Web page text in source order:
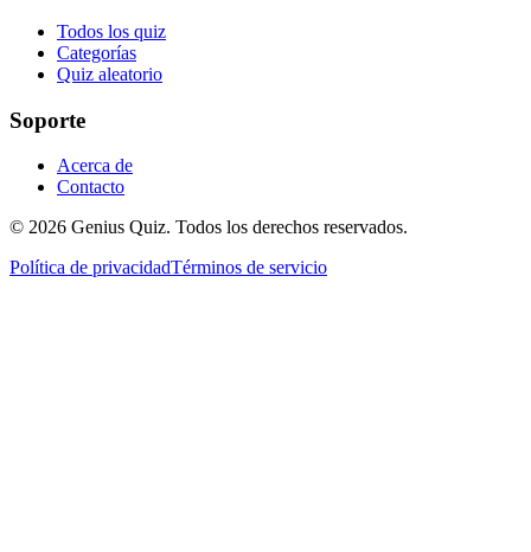
Todos los quiz
Categorías
Quiz aleatorio
Soporte
Acerca de
Contacto
© 2026 Genius Quiz. Todos los derechos reservados.
Política de privacidadTérminos de servicio